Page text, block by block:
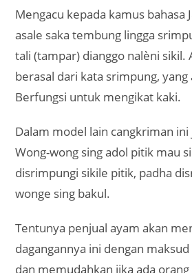
Cangkriman plesedan /
atau tebak-tebakan bahasa
maksud untuk menjebak,
kalimat yang sebagaimana dalam
kalimatnya meleset dari
Tegese lan Bedhekane
Adol Pitik Padha
Yaiku
Dalam hal ini tegese utawa
blenderan sing unine Wong